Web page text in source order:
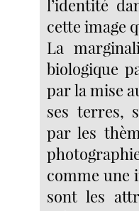
l’identité
cette image
La
biologique
par la mise
ses terres,
par les
comme une
sont les